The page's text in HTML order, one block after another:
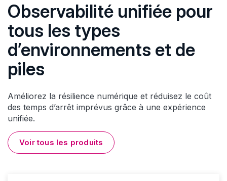
Observabilité unifiée pour
tous les types
d’environnements et de
piles
Améliorez la résilience numérique et réduisez le coût
des temps d’arrêt imprévus grâce à une expérience
unifiée.
Voir tous les produits